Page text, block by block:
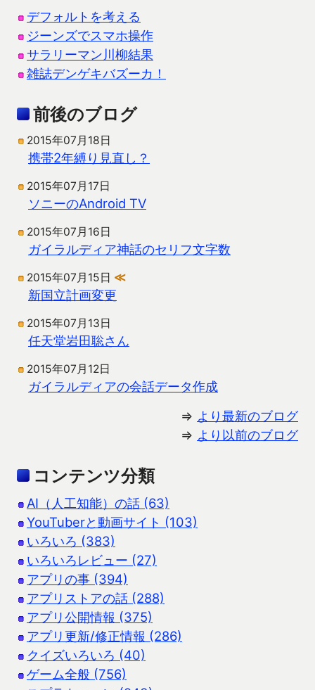
デフォルトを考える
ジーンズでスマホ操作
サラリーマン川柳結果
雑誌デンゲキバズーカ！
前後のブログ
2015年07月18日
携帯2年縛り見直し？
2015年07月17日
ソニーのAndroid TV
2015年07月16日
ガイラルディア神話のセリフ文字数
2015年07月15日 ≪
新国立計画変更
2015年07月13日
任天堂岩田聡さん
2015年07月12日
ガイラルディアの会話データ作成
⇒ より最新のブログ
⇒ より以前のブログ
コンテンツ分類
AI（人工知能）の話 (63)
YouTuberと動画サイト (103)
いろいろ (383)
いろいろレビュー (27)
アプリの事 (394)
アプリストアの話 (288)
アプリ公開情報 (375)
アプリ更新/修正情報 (286)
クイズいろいろ (40)
ゲーム全般 (756)